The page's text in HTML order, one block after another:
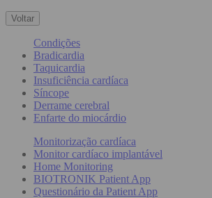
Voltar
Condições
Bradicardia
Taquicardia
Insuficiência cardíaca
Síncope
Derrame cerebral
Enfarte do miocárdio
Monitorização cardíaca
Monitor cardíaco implantável
Home Monitoring
BIOTRONIK Patient App
Questionário da Patient App